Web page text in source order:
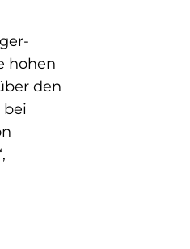
hohen
den
bei